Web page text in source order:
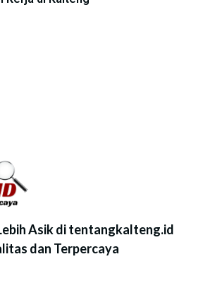
Asik di tentangkalteng.id
dan Terpercaya